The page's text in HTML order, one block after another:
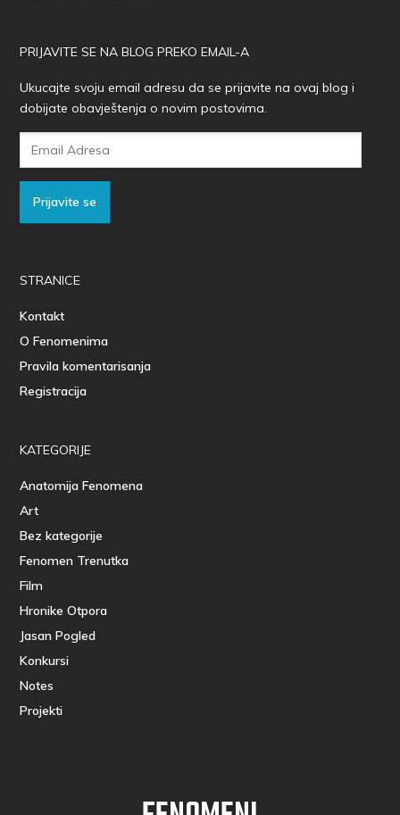
PRIJAVITE SE NA BLOG PREKO EMAIL-A
Ukucajte svoju email adresu da se prijavite na ovaj blog i
dobijate obavještenja o novim postovima.
Prijavite se
STRANICE
Kontakt
O Fenomenima
Pravila komentarisanja
Registracija
KATEGORIJE
Anatomija Fenomena
Art
Bez kategorije
Fenomen Trenutka
Film
Hronike Otpora
Jasan Pogled
Konkursi
Notes
Projekti